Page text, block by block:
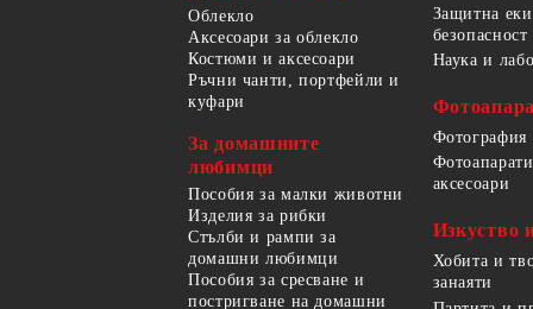
Облекло
Аксесоари за облекло
Костюми и аксесоари
Ръчни чанти, портфейли и
куфари
За домашните
любимци
Пособия за малки животни
Изделия за рибки
Стълби и рампи за
домашни любимци
Пособия за сресване и
постригване на домашни
Защитна
Наука и
Фотография
аксесоари
Изкуство
Хобита и
занаяти